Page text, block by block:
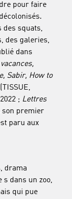
pour faire
des squats,
des galeries,
dans
Sabir, How to
; Lettres
son premier
paru aux
drama
s dans un zoo,
qui pue